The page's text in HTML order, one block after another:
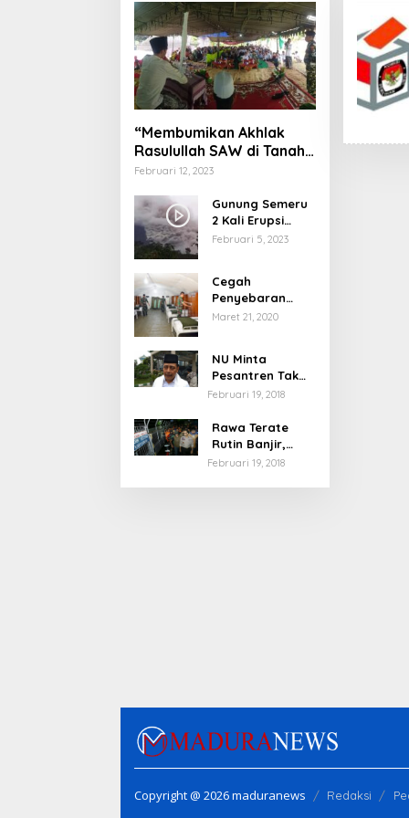
“Membumikan Akhlak
Rasulullah SAW di Tanah
Nusantara”
Februari 12, 2023
Gunung Semeru
2 Kali Erupsi
dengan Tinggi
Februari 5, 2023
Cegah
Penyebaran
Virus Corona,
Pelayanan
Maret 21, 2020
NU Minta
Pesantren Tak
Terprovokasi
Februari 19, 2018
Rawa Terate
Rutin Banjir,
Anies Bakal Cek
Februari 19, 2018
Copyright @ 2026 maduranews Redaksi